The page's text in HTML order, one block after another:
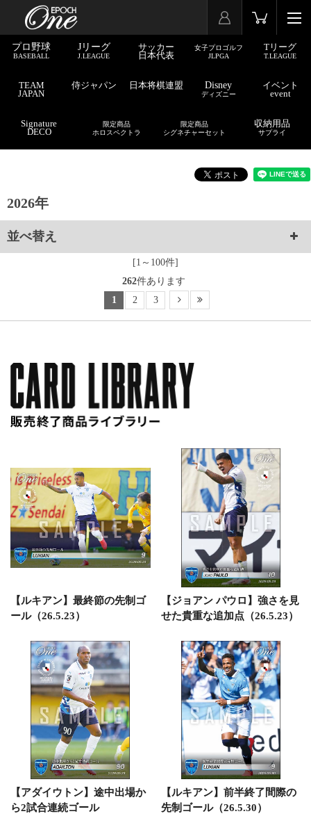
プロ野球
BASEBALL
Jリーグ
J.LEAGUE
サッカー
日本代表
女子プロゴルフ
JLPGA
Tリーグ
T.LEAGUE
TEAM
JAPAN
侍ジャパン 日本将棋連盟 Disney
ディズニー
イベント
event
Signature
DECO
限定商品
ホロスペクトラ
限定商品
シグネチャーセット
収納用品
サプライ
2026年
並べ替え
[1～100件]
262件あります
1
2 3
【ルキアン】最終節の先制ゴ
ール（26.5.23）
【ジョアン パウロ】強さを見
せた貴重な追加点（26.5.23）
【アダイウトン】途中出場か
ら2試合連続ゴール
【ルキアン】前半終了間際の
先制ゴール（26.5.30）